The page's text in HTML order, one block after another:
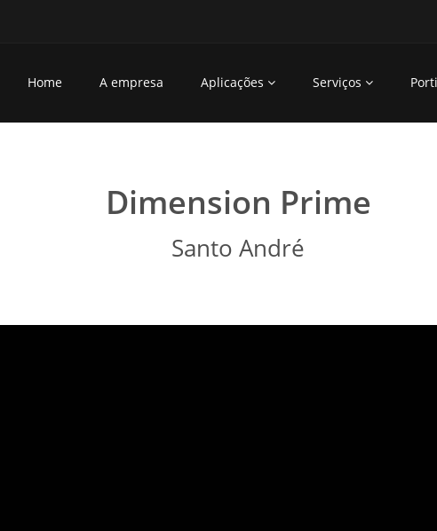
Home A empresa Aplicações Serviços
Dimension Prime
Santo André